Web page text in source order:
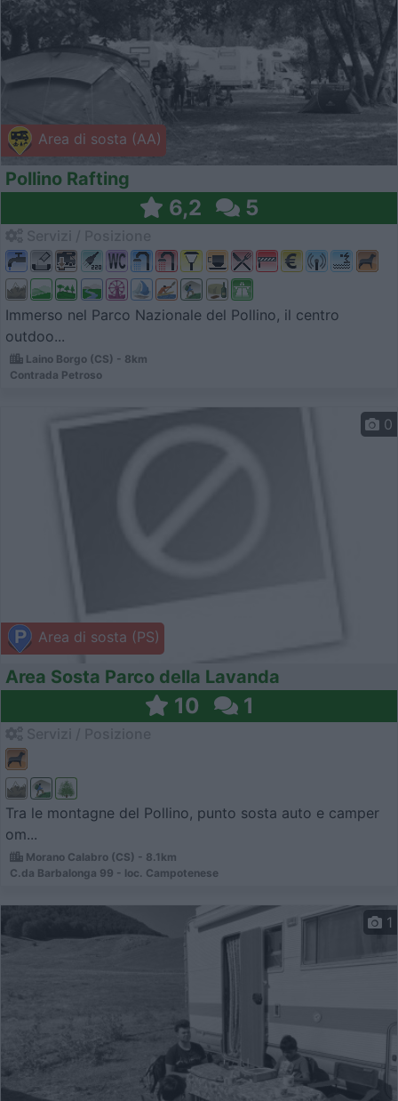
Area di sosta (AA)
Pollino Rafting
6,2 5
Immerso nel Parco Nazionale del Pollino, il centro
outdoo...
Laino Borgo (CS) - 8km
Contrada Petroso
Area di sosta (PS)
0
Area Sosta Parco della Lavanda
10 1
Tra le montagne del Pollino, punto sosta auto e camper
om...
Morano Calabro (CS) - 8.1km
C.da Barbalonga 99 - loc. Campotenese
1